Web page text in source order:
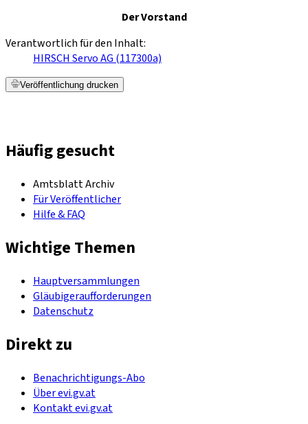
Der Vorstand
Verantwortlich für den Inhalt:
HIRSCH Servo AG (117300a)
Veröffentlichung drucken
Häufig gesucht
Amtsblatt Archiv
Für Veröffentlicher
Hilfe & FAQ
Wichtige Themen
Hauptversammlungen
Gläubigeraufforderungen
Datenschutz
Direkt zu
Benachrichtigungs-Abo
Über evi.gv.at
Kontakt evi.gv.at